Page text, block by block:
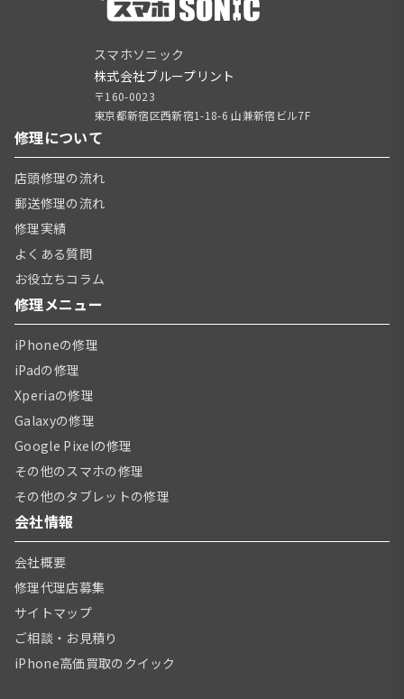
スマホソニック
株式会社ブループリント
〒160-0023
東京都新宿区西新宿1-18-6 山兼新宿ビル7F
修理について
店頭修理の流れ
郵送修理の流れ
修理実績
よくある質問
お役立ちコラム
修理メニュー
iPhoneの修理
iPadの修理
Xperiaの修理
Galaxyの修理
Google Pixelの修理
その他のスマホの修理
その他のタブレットの修理
会社情報
会社概要
修理代理店募集
サイトマップ
ご相談・お見積り
iPhone高価買取のクイック